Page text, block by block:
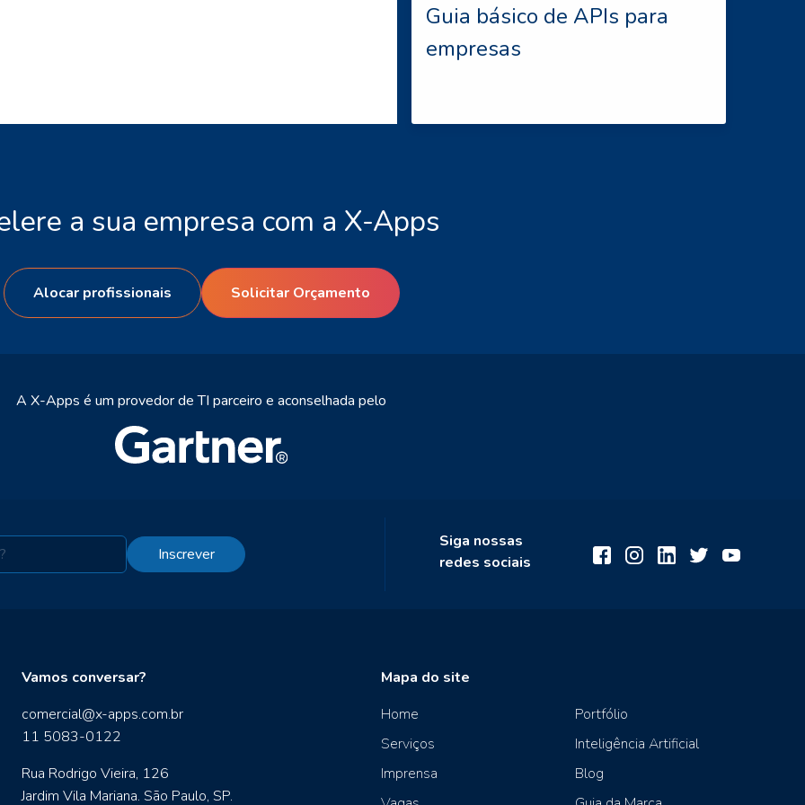
Guia básico de APIs para
empresas
a sua empresa com a X-Apps
Alocar profissionais Solicitar Orçamento
A X-Apps é um provedor de TI parceiro e aconselhada pelo
Inscrever
Siga nossas
redes sociais
Vamos conversar?
comercial@x-apps.com.br
11 5083-0122
Rua Rodrigo Vieira, 126
Jardim Vila Mariana. São Paulo, SP.
Mapa do site
Home
Portfólio
Serviços
Inteligência Artificial
Imprensa
Blog